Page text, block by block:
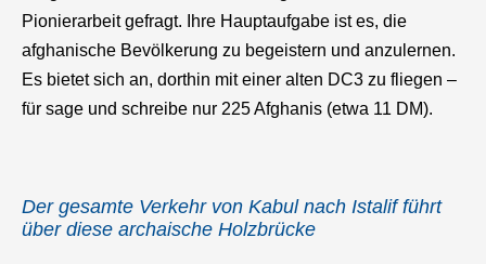
Pionierarbeit gefragt. Ihre Hauptaufgabe ist es, die
afghanische Bevölkerung zu begeistern und anzulernen.
Es bietet sich an, dorthin mit einer alten DC3 zu fliegen –
für sage und schreibe nur 225 Afghanis (etwa 11 DM).
Der gesamte Verkehr von Kabul nach Istalif führt
über diese archaische Holzbrücke